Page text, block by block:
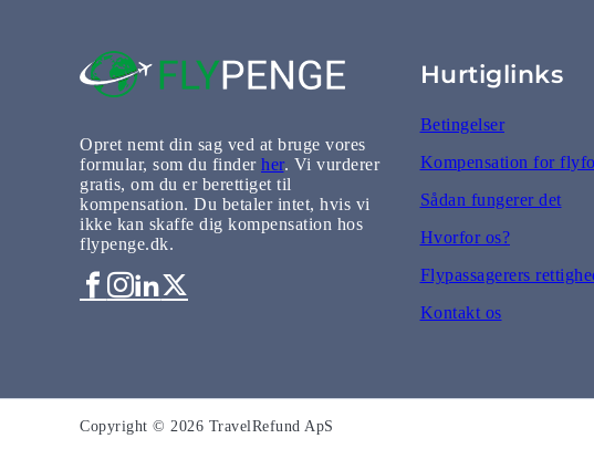
Opret nemt din sag ved at bruge vores
formular, som du finder her. Vi vurderer
gratis, om du er berettiget til
kompensation. Du betaler intet, hvis vi
ikke kan skaffe dig kompensation hos
flypenge.dk.
Hurtiglinks
Betingelser
Kompensation for
Sådan fungerer det
Hvorfor os?
Flypassagerers
Kontakt os
Copyright © 2026 TravelRefund ApS